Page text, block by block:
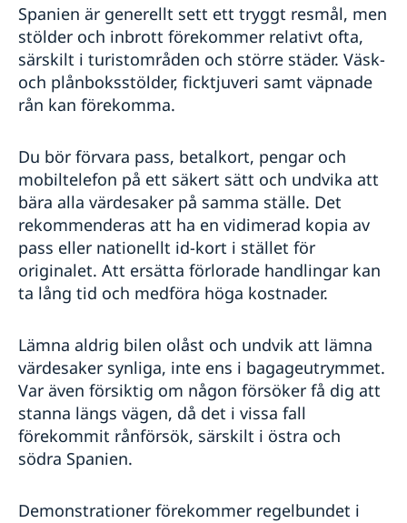
Spanien är generellt sett ett tryggt resmål, men
stölder och inbrott förekommer relativt ofta,
särskilt i turistområden och större städer. Väsk-
och plånboksstölder, ficktjuveri samt väpnade
rån kan förekomma.
Du bör förvara pass, betalkort, pengar och
mobiltelefon på ett säkert sätt och undvika att
bära alla värdesaker på samma ställe. Det
rekommenderas att ha en vidimerad kopia av
pass eller nationellt id-kort i stället för
originalet. Att ersätta förlorade handlingar kan
ta lång tid och medföra höga kostnader.
Lämna aldrig bilen olåst och undvik att lämna
värdesaker synliga, inte ens i bagageutrymmet.
Var även försiktig om någon försöker få dig att
stanna längs vägen, då det i vissa fall
förekommit rånförsök, särskilt i östra och
södra Spanien.
Demonstrationer förekommer regelbundet i